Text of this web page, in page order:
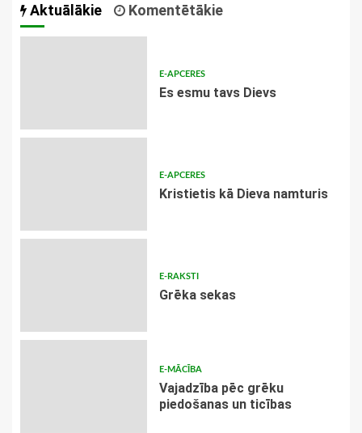
Aktuālākie Komentētākie
E-APCERES
Es esmu tavs Dievs
E-APCERES
Kristietis kā Dieva namturis
E-RAKSTI
Grēka sekas
E-MĀCĪBA
Vajadzība pēc grēku
piedošanas un ticības